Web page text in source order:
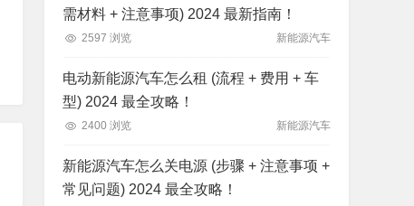
需材料 + 注意事项) 2024 最新指南！
2597 浏览 新能源汽车
电动新能源汽车怎么租 (流程 + 费用 + 车
型) 2024 最全攻略！
2400 浏览 新能源汽车
新能源汽车怎么关电源 (步骤 + 注意事项 +
常见问题) 2024 最全攻略！